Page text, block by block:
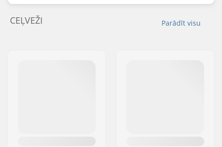
Parādīt visu
CEĻVEŽI